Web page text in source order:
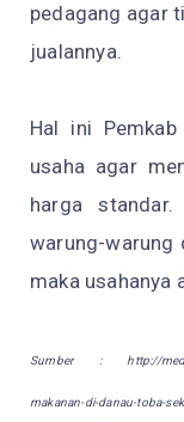
pedagang agar
jualannya.
Hal ini
usaha agar
harga
warung-warung
maka usahanya
Sumber : http://
makanan-di-danau-toba-